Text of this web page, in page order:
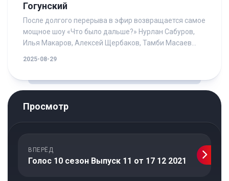
Гогунский
После долгого перерыва в эфир возвращается самое
мощное шоу «Что было дальше?» Нурлан Сабуров,
Илья Макаров, Алексей Щербаков, Тамби Масаев...
2025-08-29
Просмотр
ВПЕРЁД
Голос 10 сезон Выпуск 11 от 17 12 2021